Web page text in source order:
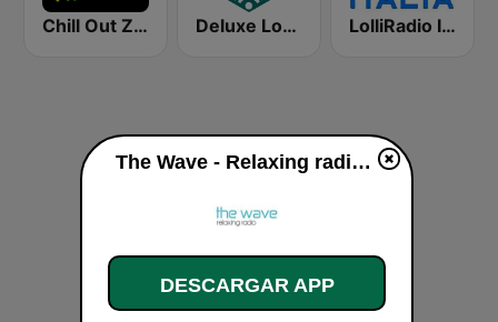
Chill Out Zone Deluxe Lounge Radio LolliRadio Italia
The Wave - Relaxing radio en vivo
DESCARGAR APP